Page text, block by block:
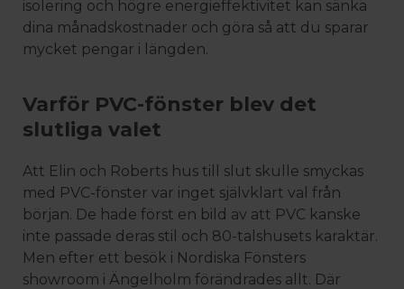
isolering och högre energieffektivitet kan sänka
dina månadskostnader och göra så att du sparar
mycket pengar i längden.
Varför PVC-fönster blev det
slutliga valet
Att Elin och Roberts hus till slut skulle smyckas
med PVC-fönster var inget självklart val från
början. De hade först en bild av att PVC kanske
inte passade deras stil och 80-talshusets karaktär.
Men efter ett besök i Nordiska Fönsters
showroom i Ängelholm förändrades allt. Där